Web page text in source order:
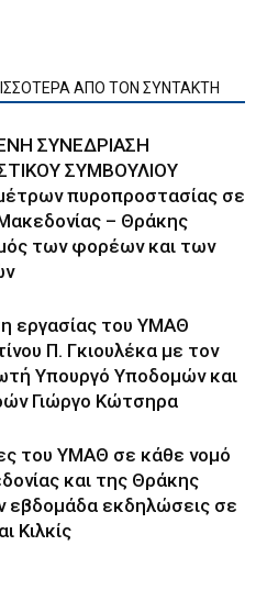
ΑΠΟ ΤΟΝ ΣΥΝΤΑΚΤΗ
ΣΥΝΕΔΡΙΑΣΗ
ΣΥΜΒΟΥΛΙΟΥ
πυροπροστασίας σε
– Θράκης
των φορέων και των
εργασίας του ΥΜΑΘ
Π. Γκιουλέκα με τον
Υπουργό Υποδομών και
Γιώργο Κώτσηρα
του ΥΜΑΘ σε κάθε νομό
και της Θράκης
εβδομάδα εκδηλώσεις σε
Κιλκίς